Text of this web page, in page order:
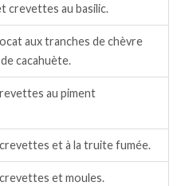
crevettes au basilic.
aux tranches de chèvre
cacahuète.
au piment
crevettes et à la truite fumée.
crevettes et moules.